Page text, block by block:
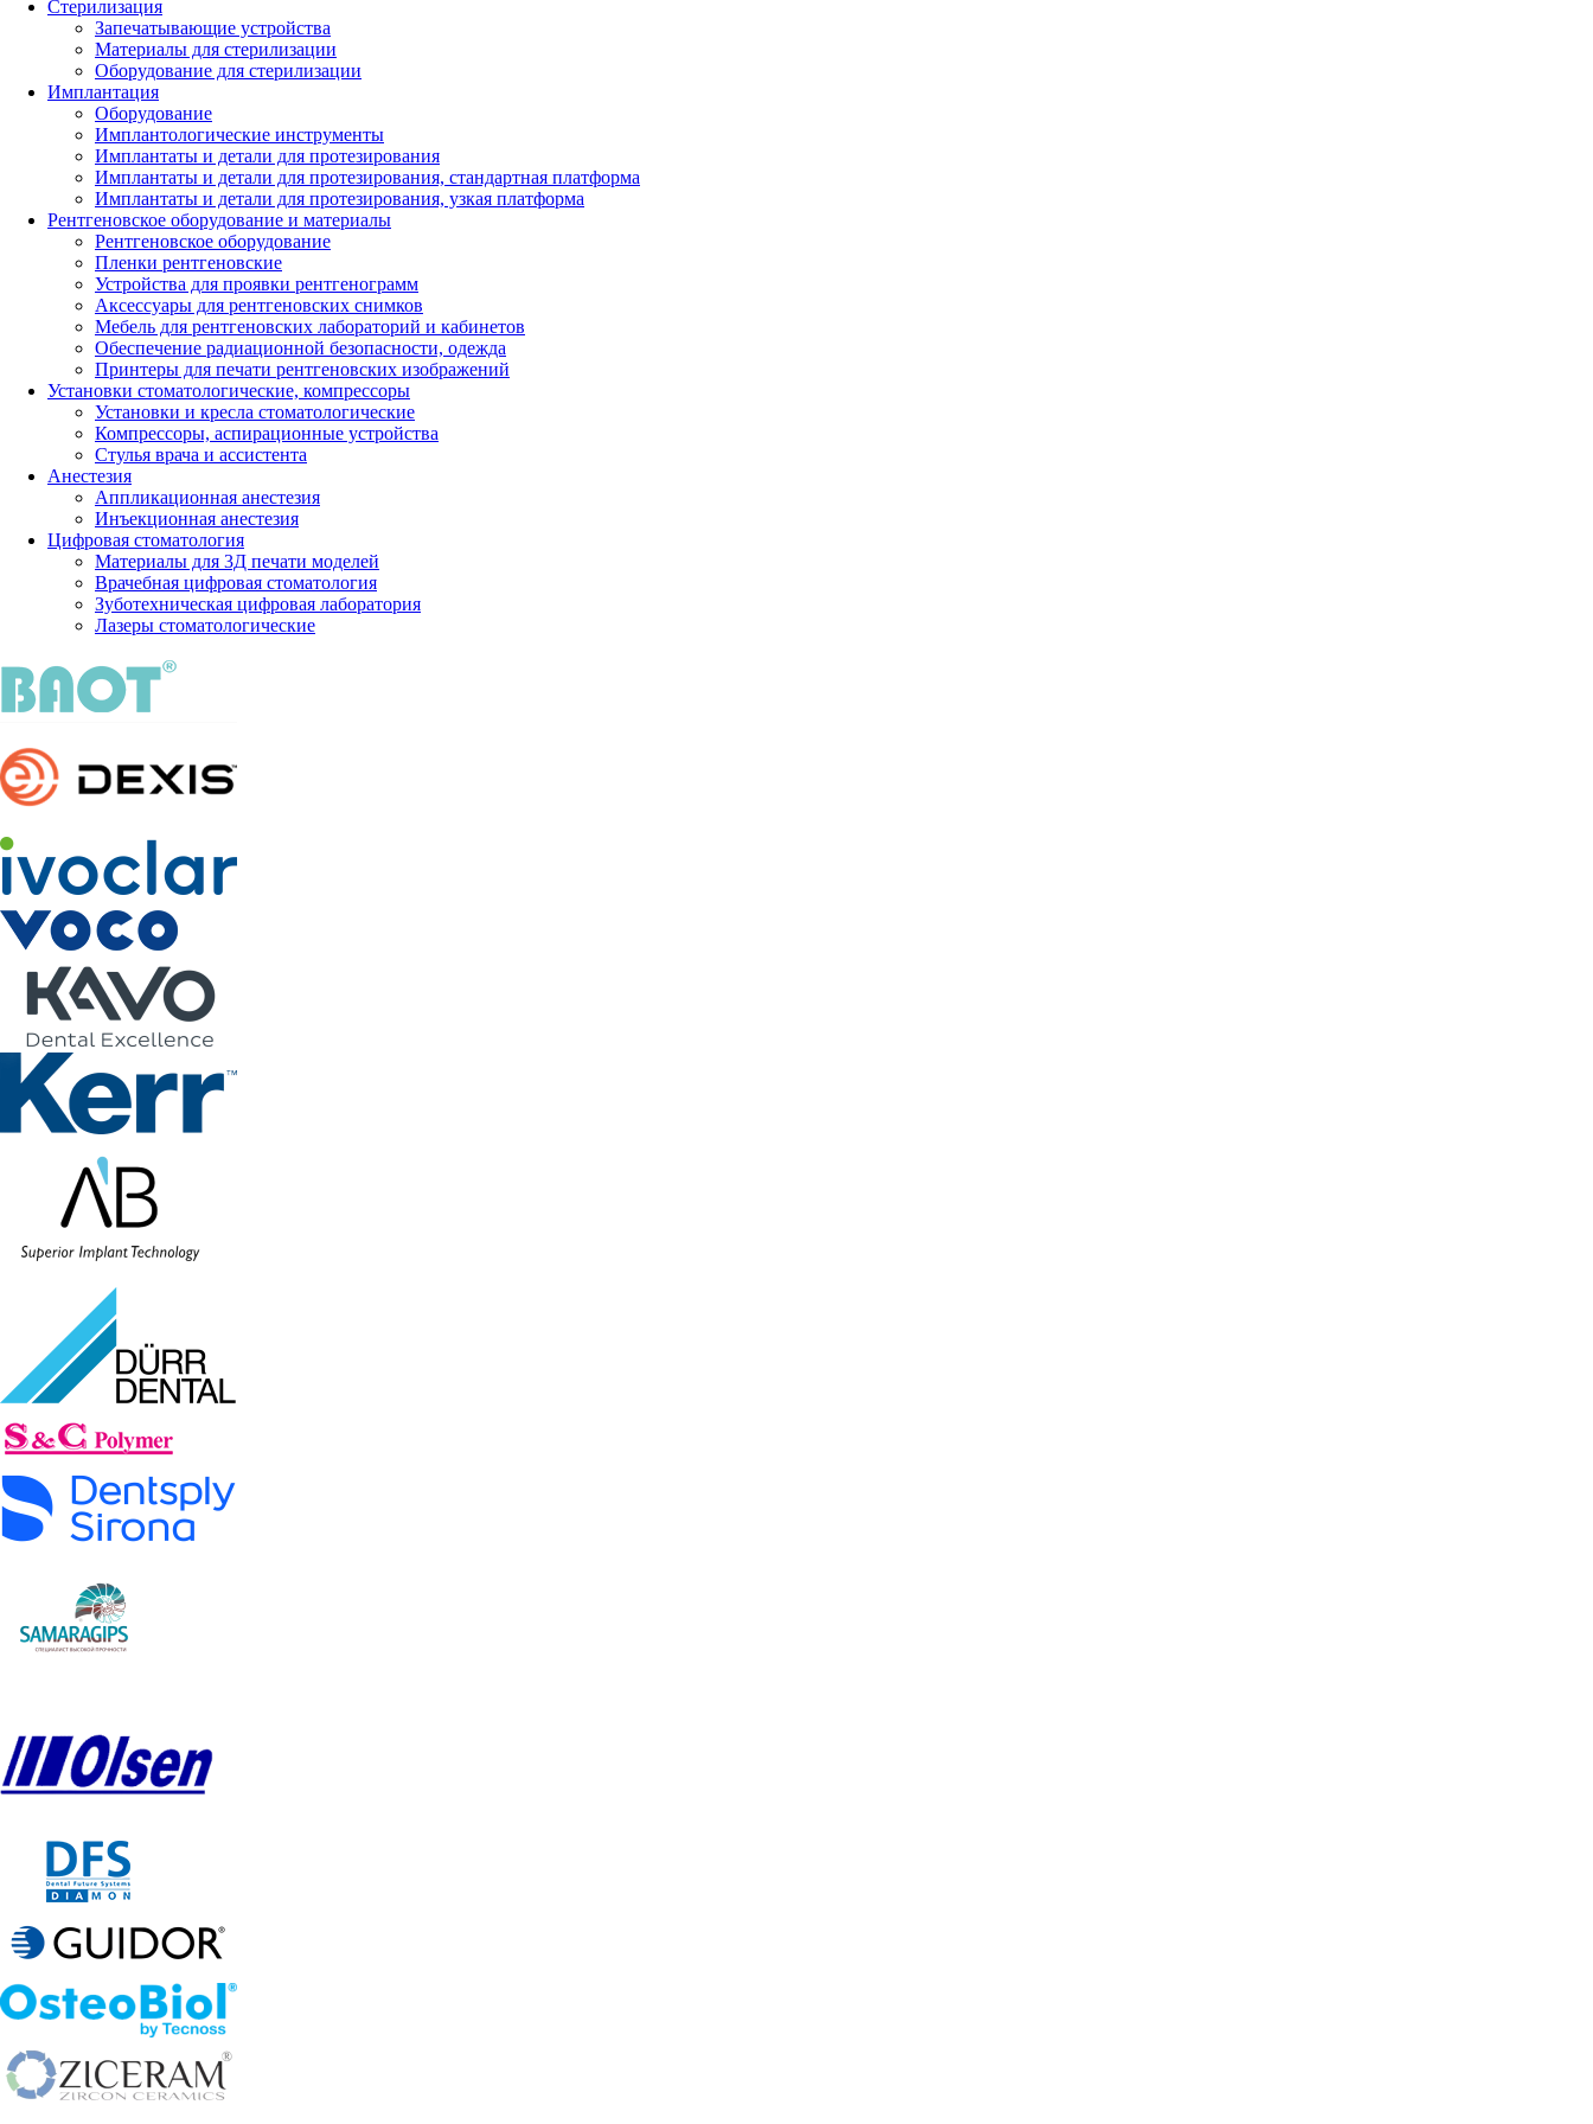
Стерилизация
Запечатывающие устройства
Материалы для стерилизации
Оборудование для стерилизации
Имплантация
Оборудование
Имплантологические инструменты
Имплантаты и детали для протезирования
Имплантаты и детали для протезирования, стандартная платформа
Имплантаты и детали для протезирования, узкая платформа
Рентгеновское оборудование и материалы
Рентгеновское оборудование
Пленки рентгеновские
Устройства для проявки рентгенограмм
Аксессуары для рентгеновских снимков
Мебель для рентгеновских лабораторий и кабинетов
Обеспечение радиационной безопасности, одежда
Принтеры для печати рентгеновских изображений
Установки стоматологические, компрессоры
Установки и кресла стоматологические
Компрессоры, аспирационные устройства
Стулья врача и ассистента
Анестезия
Аппликационная анестезия
Инъекционная анестезия
Цифровая стоматология
Материалы для 3Д печати моделей
Врачебная цифровая стоматология
Зуботехническая цифровая лаборатория
Лазеры стоматологические